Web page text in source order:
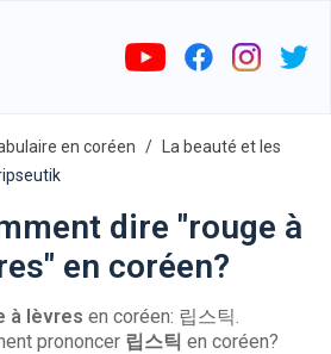
en coréen
La beauté et les
dire "rouge à
en coréen?
à lèvres en coréen: 립스틱.
prononcer 립스틱 en coréen?